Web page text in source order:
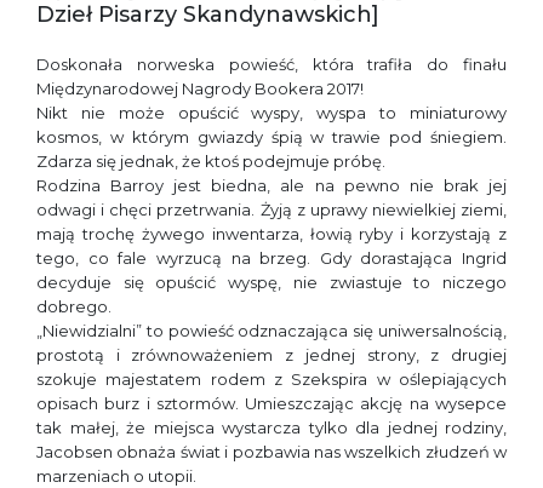
Dzieł Pisarzy Skandynawskich]
Doskonała norweska powieść, która trafiła do finału
Międzynarodowej Nagrody Bookera 2017!
Nikt nie może opuścić wyspy, wyspa to miniaturowy
kosmos, w którym gwiazdy śpią w trawie pod śniegiem.
Zdarza się jednak, że ktoś podejmuje próbę.
Rodzina Barroy jest biedna, ale na pewno nie brak jej
odwagi i chęci przetrwania. Żyją z uprawy niewielkiej ziemi,
mają trochę żywego inwentarza, łowią ryby i korzystają z
tego, co fale wyrzucą na brzeg. Gdy dorastająca Ingrid
decyduje się opuścić wyspę, nie zwiastuje to niczego
dobrego.
„Niewidzialni” to powieść odznaczająca się uniwersalnością,
prostotą i zrównoważeniem z jednej strony, z drugiej
szokuje majestatem rodem z Szekspira w oślepiających
opisach burz i sztormów. Umieszczając akcję na wysepce
tak małej, że miejsca wystarcza tylko dla jednej rodziny,
Jacobsen obnaża świat i pozbawia nas wszelkich złudzeń w
marzeniach o utopii.